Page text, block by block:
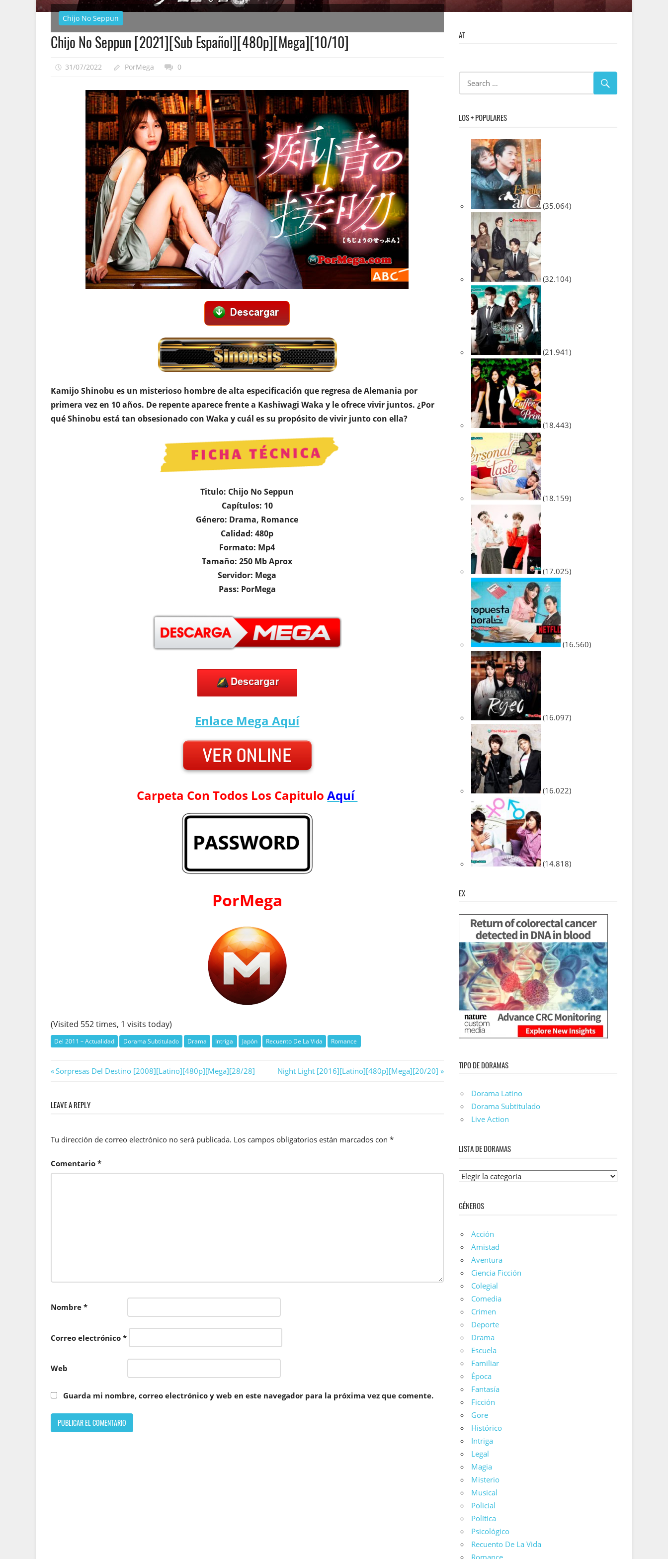
Chijo No Seppun
Chijo No Seppun [2021][Sub Español][480p][Mega][10/10]
31/07/2022 PorMega 0
Kamijo Shinobu es un misterioso hombre de alta especificación que regresa de Alemania por
primera vez en 10 años. De repente aparece frente a Kashiwagi Waka y le ofrece vivir juntos. ¿Por
qué Shinobu está tan obsesionado con Waka y cuál es su propósito de vivir junto con ella?
Titulo: Chijo No Seppun
Capítulos: 10
Género: Drama, Romance
Calidad: 480p
Formato: Mp4
Tamaño: 250 Mb Aprox
Servidor: Mega
Pass: PorMega
Enlace MegaAquí
Carpeta Con Todos Los CapituloAquí
PorMega
(Visited 552 times, 1 visits today)
Del 2011 – Actualidad Dorama Subtitulado Drama Intriga Japón Recuento De La Vida Romance
Navegación
entradas
Previous
Sorpresas Del Destino [2008][Latino][480p][Mega][28/28]
Next
Night Light [2016][Latino][480p][Mega][20/20]
LEAVE A REPLY
Tu dirección de correo electrónico no será publicada. Los campos obligatorios están marcados con *
Comentario *
Nombre *
Correo electrónico *
Web
Guarda mi nombre, correo electrónico y web en este navegador para la próxima vez que comente.
AT
LOS + POPULARES
(35.064)
(32.104)
(21.941)
(18.443)
(18.159)
(17.025)
(16.560)
(16.097)
(16.022)
(14.818)
EX
TIPO DE DORAMAS
Dorama Latino
Dorama Subtitulado
Live Action
LISTA DE DORAMAS
Lista
Doramas
GÉNEROS
Acción
Amistad
Aventura
Ciencia Ficción
Colegial
Comedia
Crimen
Deporte
Drama
Escuela
Familiar
Época
Fantasía
Ficción
Gore
Histórico
Intriga
Legal
Magia
Misterio
Musical
Policial
Política
Psicológico
Recuento De La Vida
Romance